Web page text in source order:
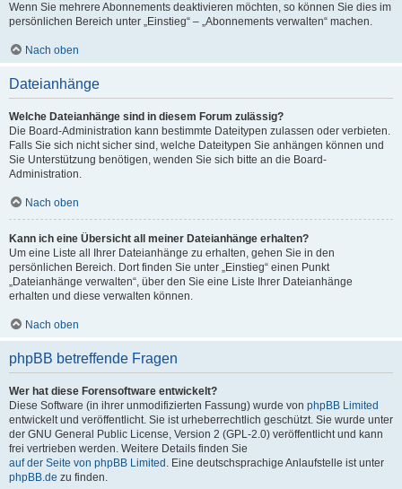
Wenn Sie mehrere Abonnements deaktivieren möchten, so können Sie dies im
persönlichen Bereich unter „Einstieg“ – „Abonnements verwalten“ machen.
Nach oben
Dateianhänge
Welche Dateianhänge sind in diesem Forum zulässig?
Die Board-Administration kann bestimmte Dateitypen zulassen oder verbieten.
Falls Sie sich nicht sicher sind, welche Dateitypen Sie anhängen können und
Sie Unterstützung benötigen, wenden Sie sich bitte an die Board-
Administration.
Nach oben
Kann ich eine Übersicht all meiner Dateianhänge erhalten?
Um eine Liste all Ihrer Dateianhänge zu erhalten, gehen Sie in den
persönlichen Bereich. Dort finden Sie unter „Einstieg“ einen Punkt
„Dateianhänge verwalten“, über den Sie eine Liste Ihrer Dateianhänge
erhalten und diese verwalten können.
Nach oben
phpBB betreffende Fragen
Wer hat diese Forensoftware entwickelt?
Diese Software (in ihrer unmodifizierten Fassung) wurde von phpBB Limited
entwickelt und veröffentlicht. Sie ist urheberrechtlich geschützt. Sie wurde unter
der GNU General Public License, Version 2 (GPL-2.0) veröffentlicht und kann
frei vertrieben werden. Weitere Details finden Sie
auf der Seite von phpBB Limited . Eine deutschsprachige Anlaufstelle ist unter
phpBB.de zu finden.